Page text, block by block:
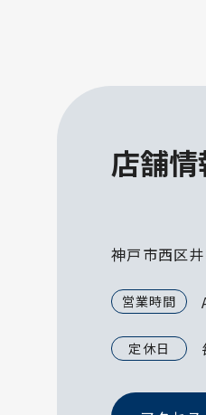
店舗情
神戸市西区
営業時間
定休日